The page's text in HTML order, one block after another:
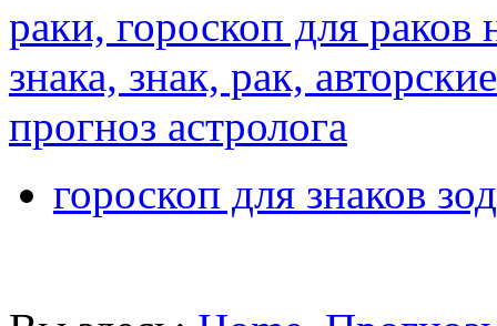
раки, гороскоп для раков
знака, знак, рак,
прогноз астролога
гороскоп для знаков